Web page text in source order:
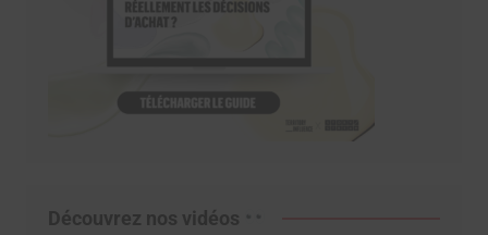
Découvrez nos vidéos